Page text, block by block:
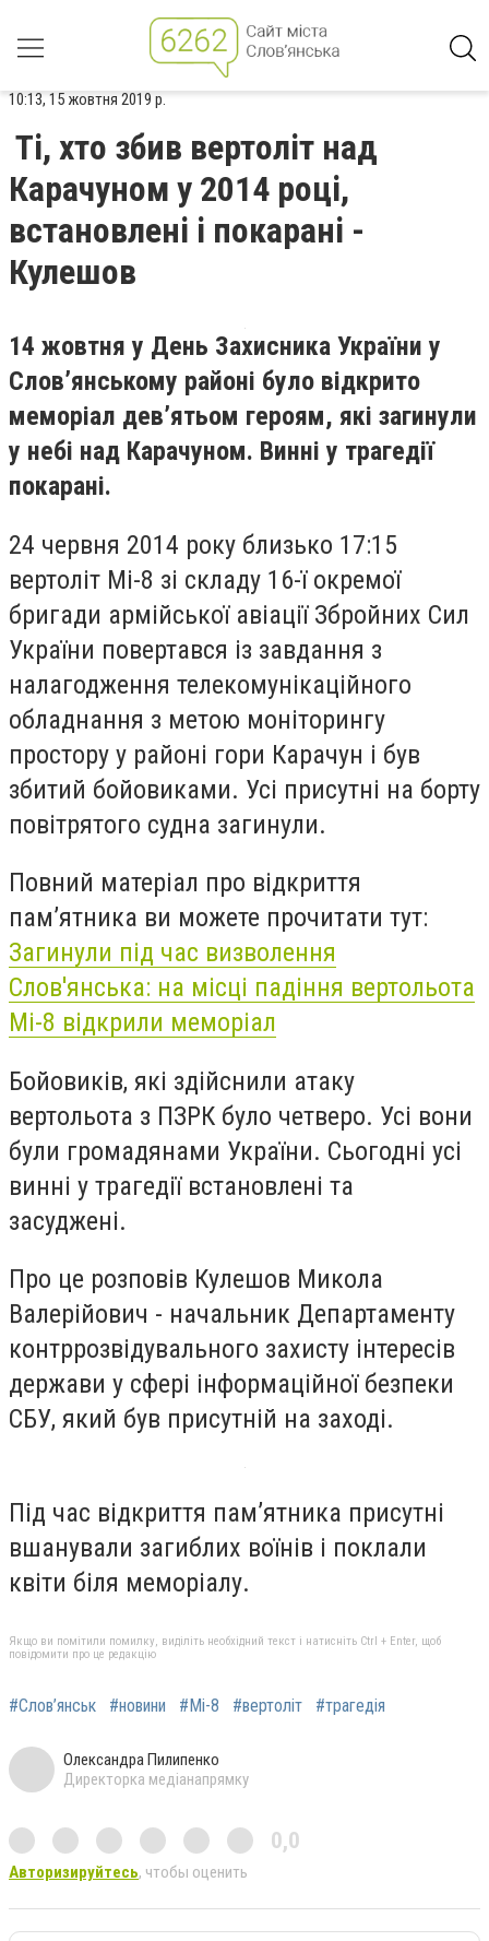
10:13, 15 жовтня 2019 р.
Ті, хто збив вертоліт над
Карачуном у 2014 році,
встановлені і покарані -
Кулешов
14 жовтня у День Захисника України у
Слов’янському районі було відкрито
меморіал дев’ятьом героям, які загинули
у небі над Карачуном. Винні у трагедії
покарані.
24 червня 2014 року близько 17:15
вертоліт Мі-8 зі складу 16-ї окремої
бригади армійської авіації Збройних Сил
України повертався із завдання з
налагодження телекомунікаційного
обладнання з метою моніторингу
простору у районі гори Карачун і був
збитий бойовиками. Усі присутні на борту
повітрятого судна загинули.
Повний матеріал про відкриття
пам’ятника ви можете прочитати тут:
Загинули під час визволення
Слов'янська: на місці падіння вертольота
Мі-8 відкрили меморіал
Бойовиків, які здійснили атаку
вертольота з ПЗРК було четверо. Усі вони
були громадянами України. Сьогодні усі
винні у трагедії встановлені та
засуджені.
Про це розповів Кулешов Микола
Валерійович - начальник Департаменту
контррозвідувального захисту інтересів
держави у сфері інформаційної безпеки
СБУ, який був присутній на заході.
Під час відкриття пам’ятника присутні
вшанували загиблих воїнів і поклали
квіти біля меморіалу.
Якщо ви помітили помилку, виділіть необхідний текст і натисніть Ctrl + Enter, щоб
повідомити про це редакцію
#Слов’янськ #новини #Мі-8 #вертоліт #трагедія
Олександра Пилипенко
Директорка медіанапрямку
0,0
Авторизируйтесь, чтобы оценить